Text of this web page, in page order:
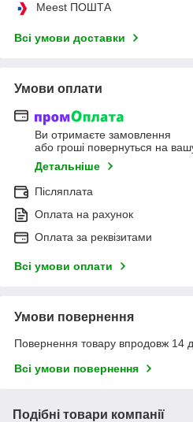
Meest ПОШТА
Всі умови доставки
Умови оплати
Ви отримаєте замовлення
або гроші повернуться на
Детальніше
Післяплата
Оплата на рахунок
Оплата за реквізитами
Всі умови оплати
Умови повернення
Повернення товару впродовж 14
Всі умови повернення
Подібні товари компанії